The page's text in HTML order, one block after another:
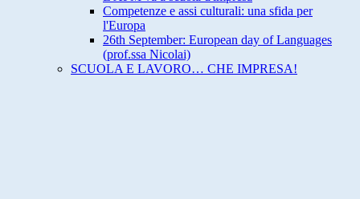
Competenze e assi culturali: una sfida per
l'Europa
26th September: European day of Languages
(prof.ssa Nicolai)
SCUOLA E LAVORO… CHE IMPRESA!